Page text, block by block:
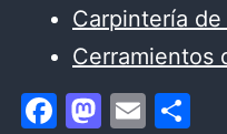
Carpintería
Cerramientos
Facebook
Email